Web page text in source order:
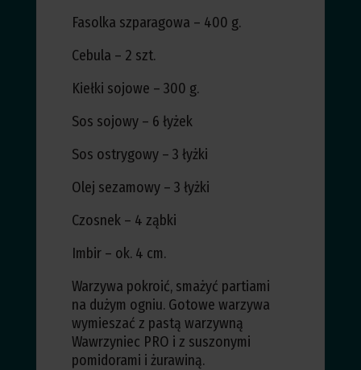
Fasolka szparagowa – 400 g.
Cebula – 2 szt.
Kiełki sojowe – 300 g.
Sos sojowy – 6 łyżek
Sos ostrygowy – 3 łyżki
Olej sezamowy – 3 łyżki
Czosnek – 4 ząbki
Imbir – ok. 4 cm.
Warzywa pokroić, smażyć partiami
na dużym ogniu. Gotowe warzywa
wymieszać z pastą warzywną
Wawrzyniec PRO i z suszonymi
pomidorami i żurawiną.